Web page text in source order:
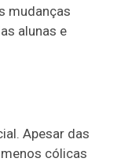
mudanças
alunas e
Apesar das
cólicas